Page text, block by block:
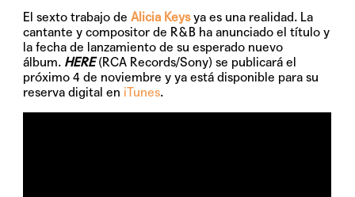
El sexto trabajo deAlicia Keysya es una realidad. La
cantante y compositor de R&B ha anunciado el título y
la fecha de lanzamiento de su esperado nuevo
álbum. HERE(RCA Records/Sony) se publicará el
próximo 4 de noviembre y ya está disponible para su
reserva digital en iTunes.